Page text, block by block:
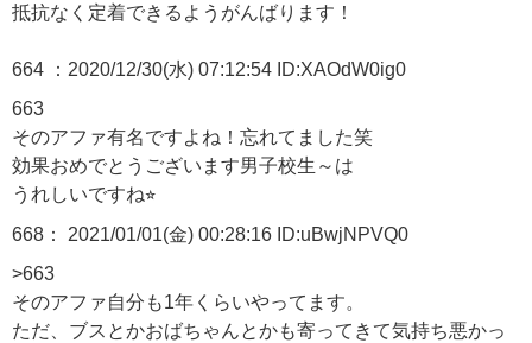
抵抗なく定着できるようがんばります！
664
：2020/12/30(水) 07:12:54 ID:XAOdW0ig0
663
そのアファ有名ですよね！忘れてました笑
効果おめでとうございます男子校生～は
うれしいですね⭐︎
668： 2021/01/01(金) 00:28:16 ID:uBwjNPVQ0
>663
そのアファ自分も1年くらいやってます。
ただ、ブスとかおばちゃんとかも寄ってきて気持ち悪かっ